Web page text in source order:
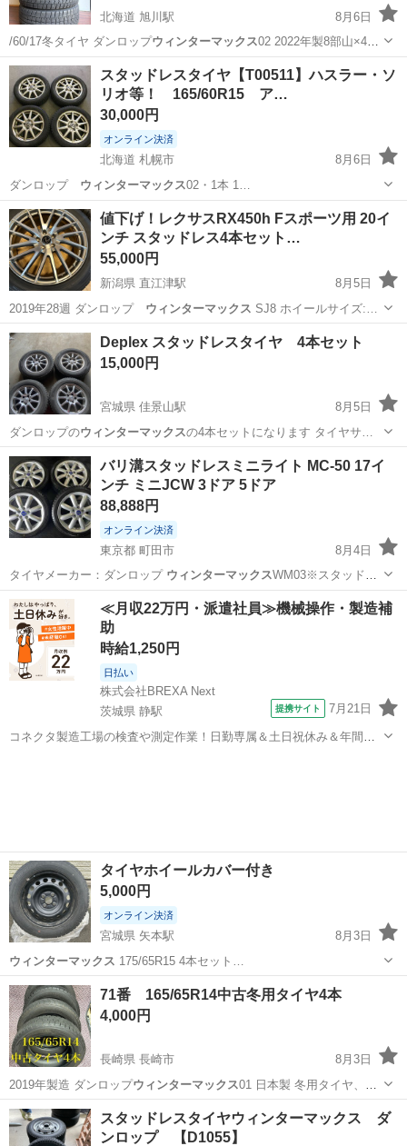
北海道 旭川駅
8月6日
/60/17冬タイヤ ダンロップウィンターマックス02 2022年製8部山×4本
の…
北海道 旭川市 旭川駅 タイヤ、ホイール ダンロップ
スタッドレスタイヤ【T00511】ハスラー・ソ
リオ等！ 165/60R15 ア…
30,000円
オンライン決済
北海道 札幌市
8月6日
ダンロップ ウィンターマックス 02・1本 1…
北海道 札幌市 タイヤ、ホイール ウィンターマックス
値下げ！レクサスRX450h Fスポーツ用 20イ
ンチ スタッドレス4本セット…
55,000円
新潟県 直江津駅
8月5日
2019年28週 ダンロップ ウィンターマックス SJ8 ホイールサイズ:…
新潟 上越市 タイヤ、ホイール ホイール
Deplex スタッドレスタイヤ 4本セット
15,000円
宮城県 佳景山駅
8月5日
ダンロップのウィンターマックスの4本セットになります タイヤサ…
宮城 石巻市 佳景山駅 タイヤ、ホイール
バリ溝スタッドレスミニライト MC-50 17イ
ンチ ミニJCW 3ドア 5ドア
88,888円
オンライン決済
東京都 町田市
8月4日
タイヤメーカー：ダンロップ ウィンターマックスWM03※スタッドレ
スタイヤ …
東京 町田市 タイヤ、ホイール ドア
≪月収22万円・派遣社員≫機械操作・製造補
助
時給1,250円
日払い
株式会社BREXA Next
茨城県 静駅
提携サイト 7月21日
コネクタ製造工場の検査や測定作業！日勤専属＆土日祝休み＆年間休
タイヤホイールカバー付き
5,000円
オンライン決済
宮城県 矢本駅
8月3日
ウィンターマックス 175/65R15 4本セット…
宮城 東松島市 タイヤ、ホイール
ウィンターマックス
71番 165/65R14中古冬用タイヤ4本
4,000円
長崎県 長崎市
8月3日
2019年製造 ダンロップウィンターマックス01 日本製 冬用タイヤ、ス
タ…
長崎 長崎市 タイヤ、ホイール タイヤ
スタッドレスタイヤウィンターマックス ダ
ンロップ 【D1055】